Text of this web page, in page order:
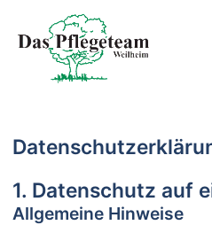
1. Datenschutz auf
Allgemeine Hinweise